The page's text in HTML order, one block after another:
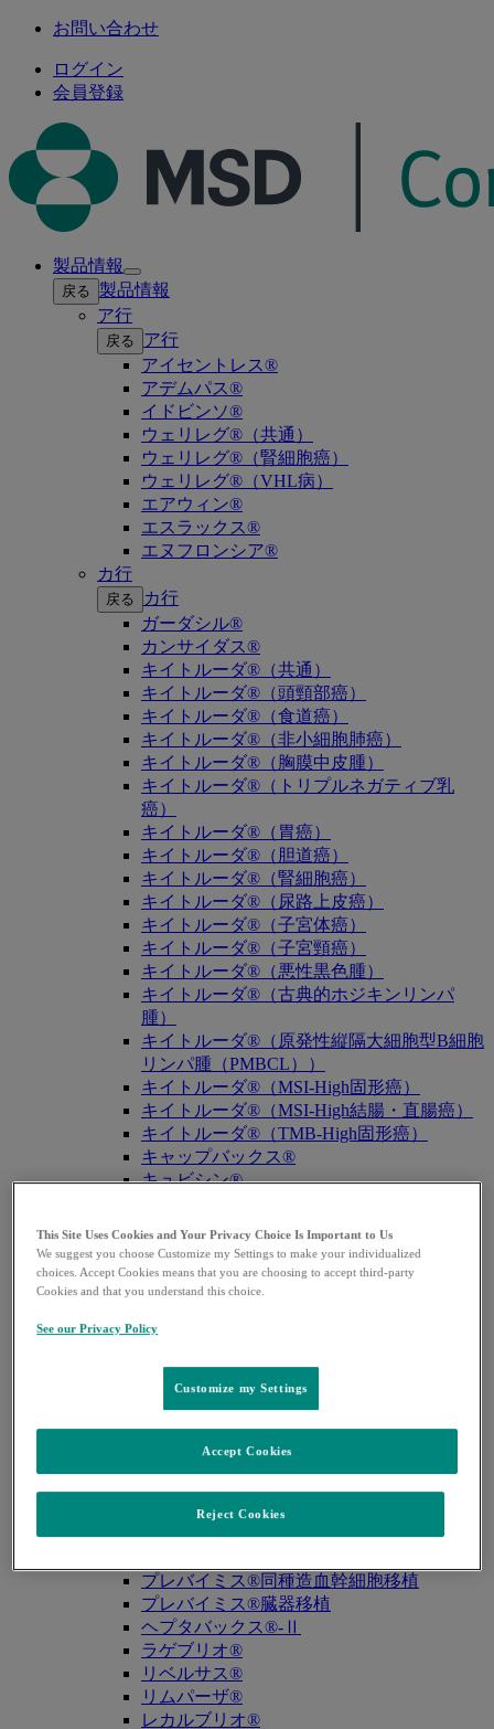
お問い合わせ
ログイン
会員登録
製品情報
Open
submenu
戻る 製品情報
ア行
戻る
ア行
アイセントレス®
アデムパス®
イドビンソ®
ウェリレグ®（共通）
ウェリレグ®（腎細胞癌）
ウェリレグ®（VHL病）
エアウィン®
エスラックス®
エヌフロンシア®
カ行
戻る
カ行
ガーダシル®
カンサイダス®
キイトルーダ®（共通）
キイトルーダ®（頭頸部癌）
キイトルーダ®（食道癌）
キイトルーダ®（非小細胞肺癌）
キイトルーダ®（胸膜中皮腫）
キイトルーダ®（トリプルネガティブ乳
癌）
キイトルーダ®（胃癌）
キイトルーダ®（胆道癌）
キイトルーダ®（腎細胞癌）
キイトルーダ®（尿路上皮癌）
キイトルーダ®（子宮体癌）
キイトルーダ®（子宮頸癌）
キイトルーダ®（悪性黒色腫）
キイトルーダ®（古典的ホジキンリンパ
腫）
キイトルーダ®（原発性縦隔大細胞型B細胞
リンパ腫（PMBCL））
キイトルーダ®（MSI-High固形癌）
キイトルーダ®（MSI-High結腸・直腸癌）
キイトルーダ®（TMB-High固形癌）
キャップバックス®
キュビシン®
戻る
サ・タ・ナ行
ザバクサ®
シベクトロ®
ジャヌビア®
シルガード®9
ゾリンザ®
ニューモバックス®NP
ノクサフィル®
ハ・マ・ラ行
バクニュバンス®（小児）
バクニュバンス®（成人）
ピフェルトロ®
プレバイミス®同種造血幹細胞移植
プレバイミス®臓器移植
ヘプタバックス®-Ⅱ
ラゲブリオ®
リベルサス®
リムパーザ®
レカルブリオ®
This Site Uses Cookies and Your Privacy Choice Is Important to Us
We suggest you choose Customize my Settings to make your individualized
choices. Accept Cookies means that you are choosing to accept third-party
Cookies and that you understand this choice.
See our Privacy Policy
Customize my Settings
Reject Cookies
Accept Cookies